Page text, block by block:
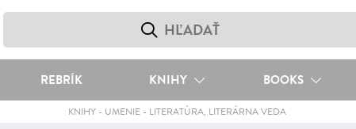
REBRÍK KNIHY BOOKS
KNIHY - UMENIE - LITERATÚRA, LITERÁRNA VEDA